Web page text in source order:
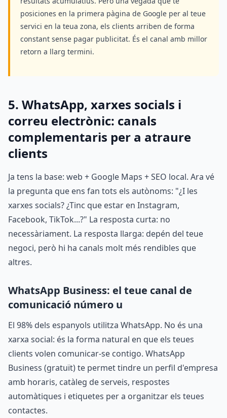
posiciones en la primera pàgina de Google per al teue
servici en la teua zona, els clients arriben de forma
constant sense pagar publicitat. És el canal amb millor
retorn a llarg termini.
5. WhatsApp, xarxes socials i
correu electrònic: canals
complementaris per a atraure
clients
Ja tens la base: web + Google Maps + SEO local. Ara vé
la pregunta que ens fan tots els autònoms: "¿I les
xarxes socials? ¿Tinc que estar en Instagram,
Facebook, TikTok...?" La resposta curta: no
necessàriament. La resposta llarga: depén del teue
negoci, però hi ha canals molt més rendibles que
altres.
WhatsApp Business: el teue canal de
comunicació número u
El 98% dels espanyols utilitza WhatsApp. No és una
xarxa social: és la forma natural en que els teues
clients volen comunicar-se contigo. WhatsApp
Business (gratuït) te permet tindre un perfil d'empresa
amb horaris, catàleg de serveis, respostes
automàtiques i etiquetes per a organitzar els teues
contactes.